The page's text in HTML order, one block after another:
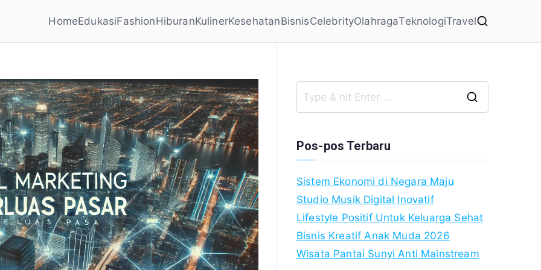
HomeEdukasiFashionHiburanKulinerKesehatanBisnisCelebrityOlahragaTeknologiTravel
Pos-pos Terbaru
Sistem Ekonomi di Negara Maju
Studio Musik Digital Inovatif
Lifestyle Positif Untuk Keluarga Sehat
Bisnis Kreatif Anak Muda 2026
Wisata Pantai Sunyi Anti Mainstream